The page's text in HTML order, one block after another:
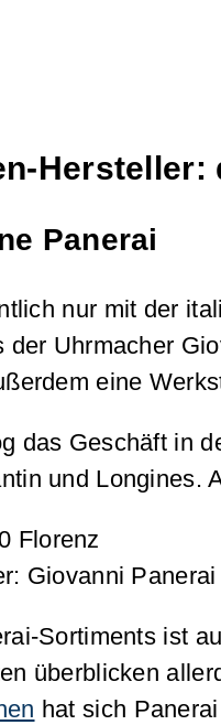
Panerai
nur mit der
der Uhrmacher
eine
das Geschäft in
und Longines.
Giovanni
Sortiments ist
überblicken
hat sich